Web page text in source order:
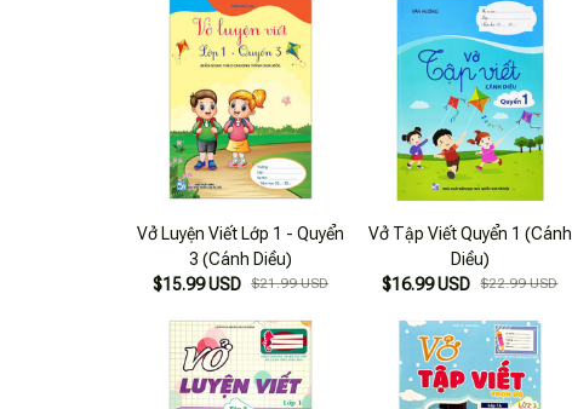
Sống)
Vở Luyện Viết Lớp 1 - Quyển
3 (Cánh Diều)
$15.99 USD $21.99 USD
Vở Tập Viết Quyển 1 (Cánh
Diều)
$16.99 USD
$22.99 USD